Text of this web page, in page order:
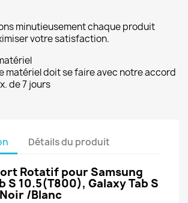
minutieusement chaque produit
votre satisfaction.
matériel doit se faire avec notre accord
de 7 jours
Détails du produit
Rotatif pour Samsung
S 10.5(T800), Galaxy Tab S
Noir /Blanc